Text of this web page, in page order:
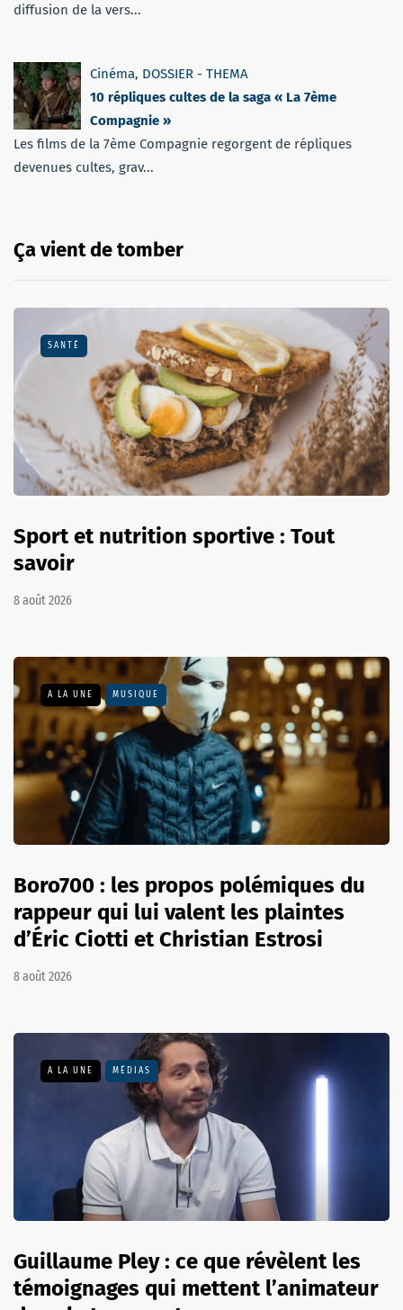
diffusion de la vers...
Cinéma, DOSSIER - THEMA
10 répliques cultes de la saga « La 7ème
Compagnie »
Les films de la 7ème Compagnie regorgent de répliques
devenues cultes, grav...
Ça vient de tomber
SANTÉ
Sport et nutrition sportive : Tout
savoir
8 août 2026
A LA UNE MUSIQUE
Boro700 : les propos polémiques du
rappeur qui lui valent les plaintes
d’Éric Ciotti et Christian Estrosi
8 août 2026
A LA UNE MÉDIAS
Guillaume Pley : ce que révèlent les
témoignages qui mettent l’animateur